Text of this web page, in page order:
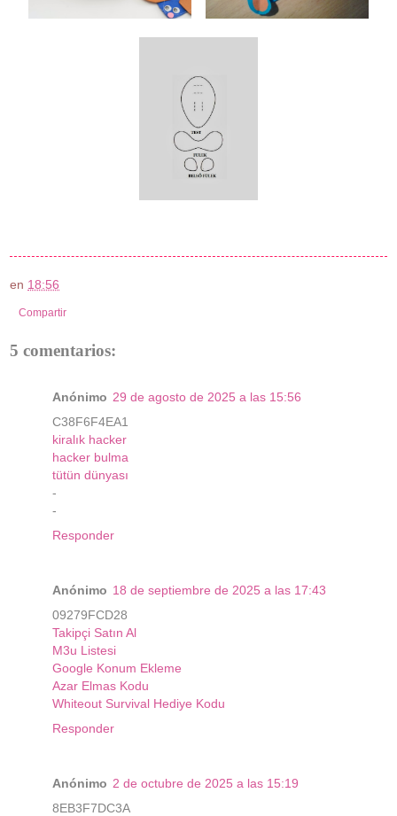
en 18:56
Compartir
5 comentarios:
Anónimo 29 de agosto de 2025 a las 15:56
C38F6F4EA1
kiralık hacker
hacker bulma
tütün dünyası
-
-
Responder
Anónimo 18 de septiembre de 2025 a las 17:43
09279FCD28
Takipçi Satın Al
M3u Listesi
Google Konum Ekleme
Azar Elmas Kodu
Whiteout Survival Hediye Kodu
Responder
Anónimo 2 de octubre de 2025 a las 15:19
8EB3F7DC3A